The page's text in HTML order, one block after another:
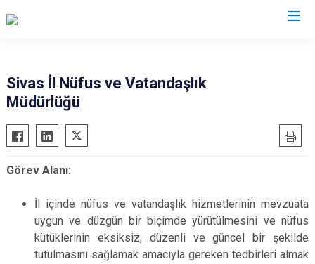
Sivas İl Nüfus ve Vatandaşlık
Müdürlüğü
Görev Alanı:
İl içinde nüfus ve vatandaşlık hizmetlerinin mevzuata
uygun ve düzgün bir biçimde yürütülmesini ve nüfus
kütüklerinin eksiksiz, düzenli ve güncel bir şekilde
tutulmasını sağlamak amacıyla gereken tedbirleri almak